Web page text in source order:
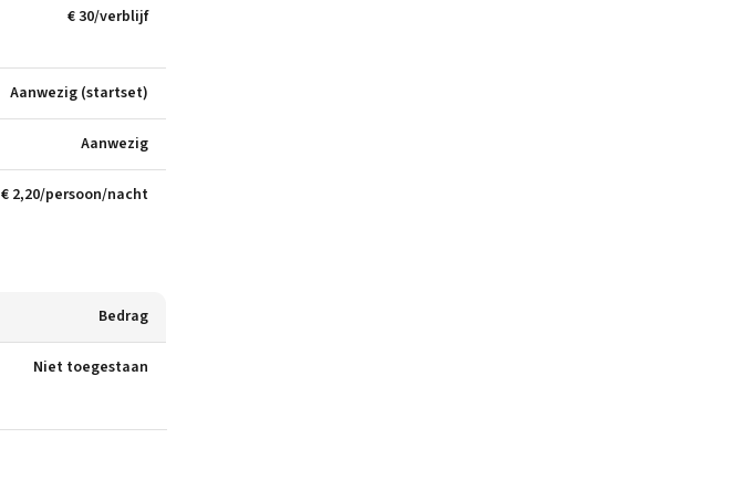
€ 30/verblijf
Aanwezig (startset)
Aanwezig
€ 2,20/persoon/nacht
Bedrag
Niet toegestaan